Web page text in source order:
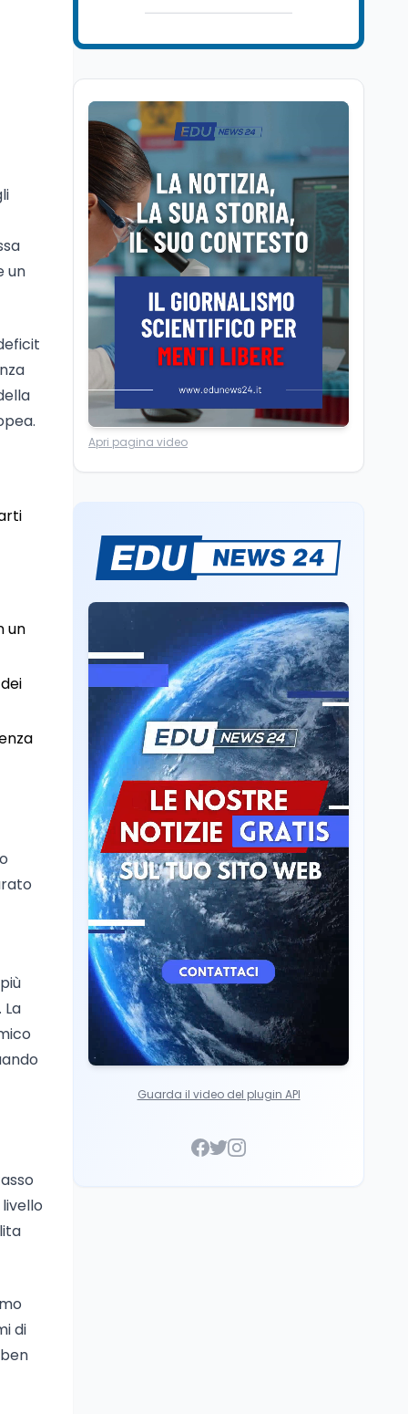
un
un
di
l’intesa triennale tra
CSVnet ETS
Il Ministro della Pa
Zangrillo in Parlamento:
e la sicurezza delle
scuole con risorse Pnrr"
Scuola5 ago
Il Ministro Valditara ha
incontrato due studenti
palestinesi giunti da
Gaza che hanno
superato la Maturità in
Italia
Scuola5 ago
Maturità 2026, 100 e
lode da record: 14.123
massimo
Università 5 ago
Consiglio di Stato:
Volontariato, firmata
l’intesa triennale tra
Ministero del Lavoro e
5 ago
Il Ministro della Pa
Zangrillo in Parlamento:
"12 miliardi per l'edilizia
e la sicurezza delle
scuole con risorse Pnrr"
Scuola5 ago
Il Ministro Valditara ha
incontrato due studenti
palestinesi giunti da
Gaza che hanno
superato la Maturità in
Italia
Scuola5 ago
Maturità 2026, 100 e
lode da record: 14.123
diplomi con voto
massimo
Apri pagina video
Guarda il video del plugin API